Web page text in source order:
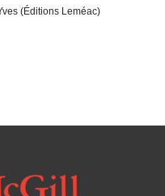
(Éditions Leméac)